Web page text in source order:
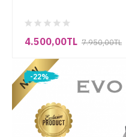
4.500,00TL 7.950,00TL
-22%